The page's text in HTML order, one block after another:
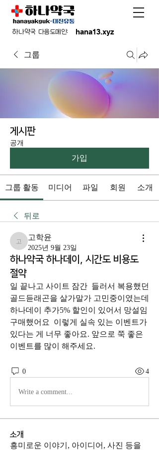
hana13.xyz
하나약국 다음도메인:
그룹
게시판
공개
가입
그룹 활동 미디어 파일 회원 소개
뒤로
고학윤
고학윤
2025년 9월 23일
하나약국 하나데이, 시간도 비용도
절약
일 끝나고 사이트 잠간  들러서 복용했던
골드듣래곤을 살가말가 고민중이였는데
하나데이 추가5% 할인이 있어서 망설임
구매했어요  이렇게 실속 있는 이벤트가
있다는 게 너무 좋아요. 앞으로 쭉 좋은
이벤트를 많이 해주세요.
0 4
Write a comment...
소개
흥미로운 이야기, 아이디어, 사진 등을